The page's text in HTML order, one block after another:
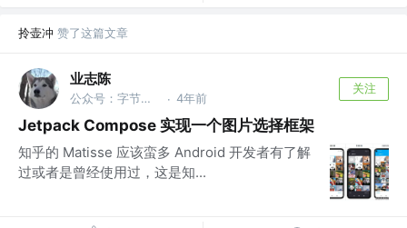
拎壶冲 赞了这篇文章
业志陈
公众号：字节数组 · 4年前
关注
Jetpack Compose 实现一个图片选择框架
知乎的 Matisse 应该蛮多 Android 开发者有了解
过或者是曾经使用过，这是知...